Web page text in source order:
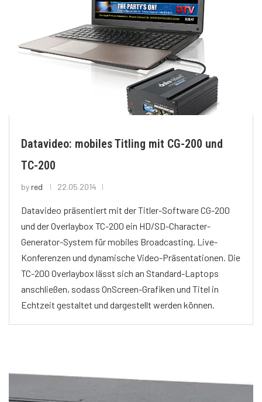
Datavideo: mobiles Titling mit CG-200 und
TC-200
by red 22.05.2014
Datavideo präsentiert mit der Titler-Software CG-200
und der Overlaybox TC-200 ein HD/SD-Character-
Generator-System für mobiles Broadcasting, Live-
Konferenzen und dynamische Video-Präsentationen. Die
TC-200 Overlaybox lässt sich an Standard-Laptops
anschließen, sodass OnScreen-Grafiken und Titel in
Echtzeit gestaltet und dargestellt werden können.